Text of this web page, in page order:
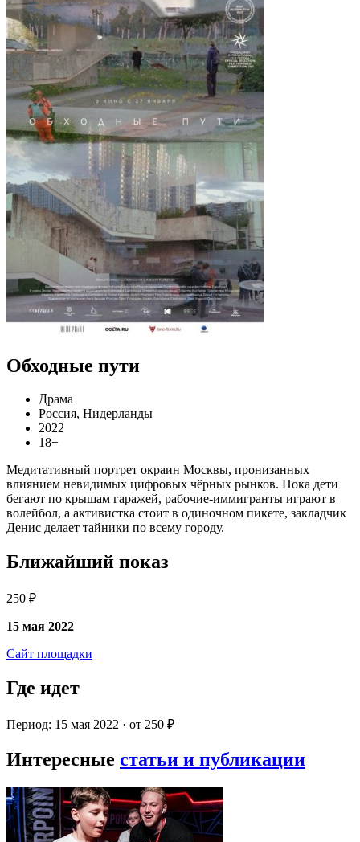
Обходные пути
Драма
Россия, Нидерланды
2022
18+
Медитативный портрет окраин Москвы, пронизанных
влиянием невидимых цифровых чёрных рынков. Пока дети
бегают по крышам гаражей, рабочие-иммигранты играют в
волейбол, а активистка стоит в одиночном пикете, закладчик
Денис делает тайники по всему городу.
Ближайший показ
250 ₽
15 мая 2022
Сайт площадки
Где идет
Период: 15 мая 2022 · от 250 ₽
Интересные статьи и публикации